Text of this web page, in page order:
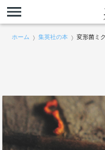
ホーム 集英社の本 変形菌ミ